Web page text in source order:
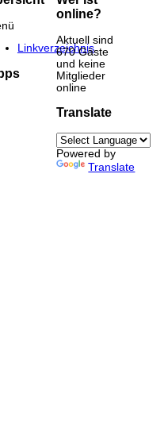
Linkverzeichnis
online?
Aktuell sind
670 Gäste
und keine
Mitglieder
online
Translate
Powered by
Translate